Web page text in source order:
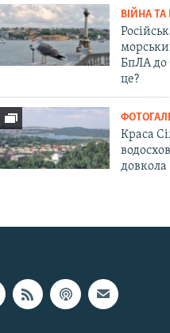
ВІЙНА
БпЛА до
це?
Краса
довкола